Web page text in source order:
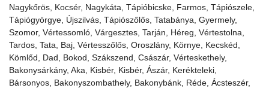
Nagykőrös, Kocsér, Nagykáta, Tápióbicske, Farmos, Tápiószele,
Tápiógyörgye, Újszilvás, Tápiószőlős, Tatabánya, Gyermely,
Szomor, Vértessomló, Várgesztes, Tarján, Héreg, Vértestolna,
Tardos, Tata, Baj, Vértesszőlős, Oroszlány, Környe, Kecskéd,
Kömlőd, Dad, Bokod, Szákszend, Császár, Vérteskethely,
Bakonysárkány, Aka, Kisbér, Kisbér, Ászár, Kerékteleki,
Bársonyos, Bakonyszombathely, Bakonybánk, Réde, Ácsteszér,